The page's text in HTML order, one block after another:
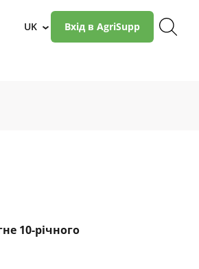
UK › Вхід в AgriSupp
10-річного